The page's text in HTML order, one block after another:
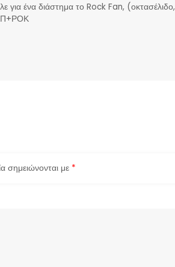
ένα διάστημα το Rock Fan, (οκτασέλιδο,
σημειώνονται με *